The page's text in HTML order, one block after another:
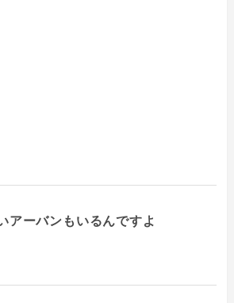
アーバンもいるんですよ